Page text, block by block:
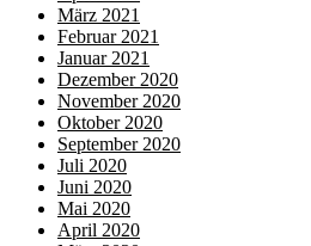
März 2021
Februar 2021
Januar 2021
Dezember 2020
November 2020
Oktober 2020
September 2020
Juli 2020
Juni 2020
Mai 2020
April 2020